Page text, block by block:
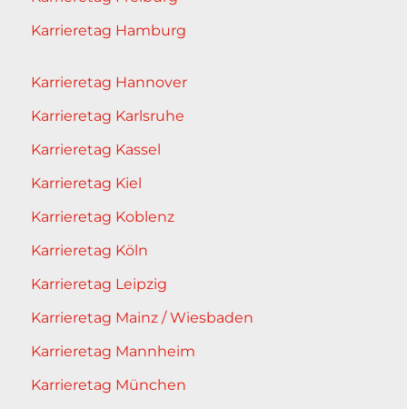
Karrieretag Hamburg
Karrieretag Hannover
Karrieretag Karlsruhe
Karrieretag Kassel
Karrieretag Kiel
Karrieretag Koblenz
Karrieretag Köln
Karrieretag Leipzig
Karrieretag Mainz / Wiesbaden
Karrieretag Mannheim
Karrieretag München